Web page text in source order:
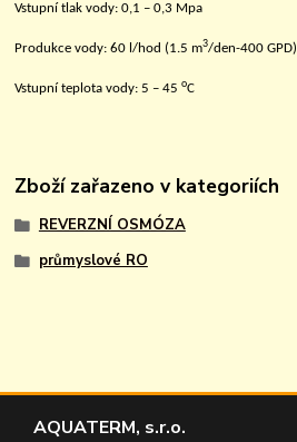
Vstupní tlak vody: 0,1 – 0,3 Mpa
Produkce vody: 60 l/hod (1.5 m3/den-400 GPD)
Vstupní teplota vody: 5 – 45oC
Zboží zařazeno v kategoriích
REVERZNÍ OSMÓZA
průmyslové RO
AQUATERM, s.r.o.